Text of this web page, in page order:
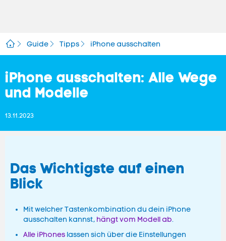
Guide Tipps iPhone ausschalten
iPhone ausschalten: Alle Wege
und Modelle
13.11.2023
Das Wichtigste auf einen
Blick
Mit welcher Tastenkombination du dein iPhone
ausschalten kannst, hängt vom Modell ab.
Alle iPhones lassen sich über die Einstellungen